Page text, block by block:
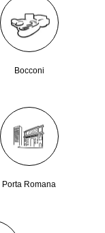
Bocconi
Porta Romana